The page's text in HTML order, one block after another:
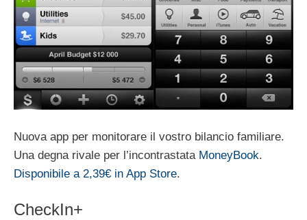
Nuova app per monitorare il vostro bilancio familiare.
Una degna rivale per l’incontrastata MoneyBook.
Disponibile a 2,39€ in App Store.
CheckIn+